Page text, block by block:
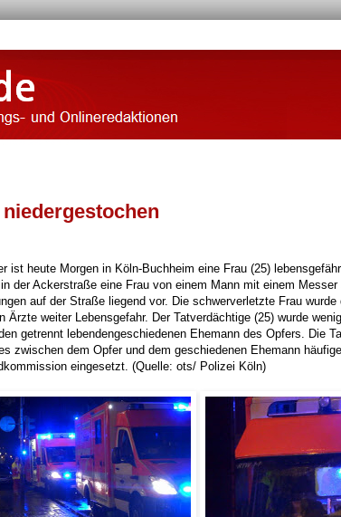
heute Morgen in Köln-Buchheim eine Frau (25)
der Ackerstraße eine Frau von einem Mann mit einem Messer
auf der Straße liegend vor. Die schwerverletzte Frau wurde
weiter Lebensgefahr. Der Tatverdächtige (25) wurde
getrennt lebendengeschiedenen Ehemann des Opfers. Die
zwischen dem Opfer und dem geschiedenen Ehemann
eingesetzt. (Quelle: ots/ Polizei Köln)